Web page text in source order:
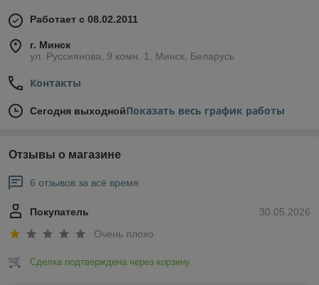
Работает с 08.02.2011
г. Минск
ул. Руссиянова, 9 комн. 1, Минск, Беларусь
Контакты
Сегодня выходнойПоказать весь график работы
Отзывы о магазине
6 отзывов за всё время
30.05.2026
Покупатель
Очень плохо
Сделка подтверждена через корзину